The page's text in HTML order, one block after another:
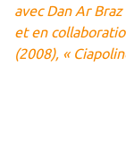
avec Dan Ar
et en
(2008), «